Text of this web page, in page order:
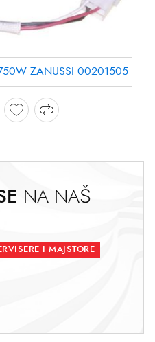
ZANUSSI 00201505
NA NAŠ
I MAJSTORE